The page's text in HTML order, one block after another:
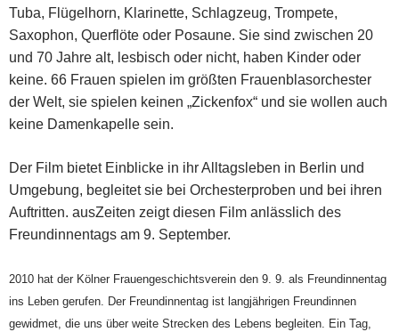
Tuba, Flügelhorn, Klarinette, Schlagzeug, Trompete,
Saxophon, Querflöte oder Posaune. Sie sind zwischen 20
und 70 Jahre alt, lesbisch oder nicht, haben Kinder oder
keine. 66 Frauen spielen im größten Frauenblasorchester
der Welt, sie spielen keinen „Zickenfox“ und sie wollen auch
keine Damenkapelle sein.
Der Film bietet Einblicke in ihr Alltagsleben in Berlin und
Umgebung, begleitet sie bei Orchesterproben und bei ihren
Auftritten. ausZeiten zeigt diesen Film anlässlich des
Freundinnentags am 9. September.
2010 hat der Kölner Frauengeschichtsverein den 9. 9. als Freundinnentag
ins Leben gerufen. Der Freundinnentag ist langjährigen Freundinnen
gewidmet, die uns über weite Strecken des Lebens begleiten. Ein Tag,